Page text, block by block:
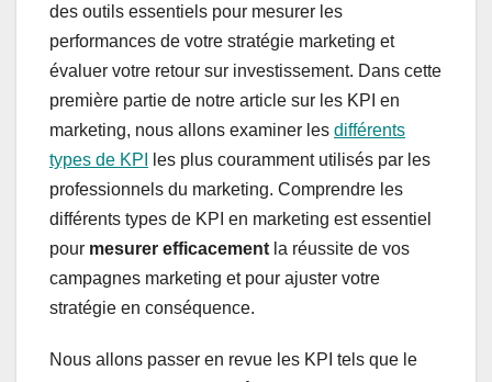
des outils essentiels pour mesurer les
performances de votre stratégie marketing et
évaluer votre retour sur investissement. Dans cette
première partie de notre article sur les KPI en
marketing, nous allons examiner les différents
types de KPI
les plus couramment utilisés par les
professionnels du marketing. Comprendre les
différents types de KPI en marketing est essentiel
pour mesurer efficacement la réussite de vos
campagnes marketing et pour ajuster votre
stratégie en conséquence.
Nous allons passer en revue les KPI tels que le